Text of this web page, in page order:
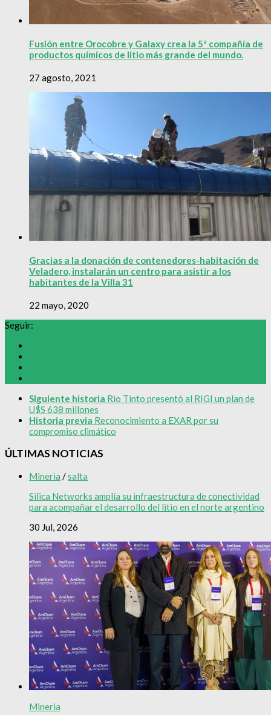
Fusión entre Orocobre y Galaxy crea la 5ª compañía de
productos químicos de litio más grande del mundo.
27 agosto, 2021
Gracias a la donación de contenedores-habitación de
Veladero, instalarán un centro para asistir a los
habitantes de la Villa 31
22 mayo, 2020
Seguir:
Siguiente historia Rio Tinto presentó al RIGI un plan de
U$S 638 millones
Historia previa Reconocimiento a EXAR por su
compromiso climático
ÚLTIMAS NOTICIAS
Mineria /salta
Silica Networks amplía su infraestructura de conectividad
para acompañar el desarrollo del litio en el norte argentino
30 Jul, 2026
Mineria